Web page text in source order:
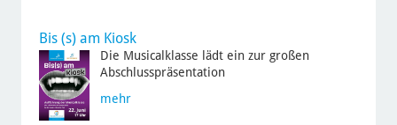
Bis (s) am Kiosk
Die Musicalklasse lädt ein zur großen
Abschlusspräsentation
mehr